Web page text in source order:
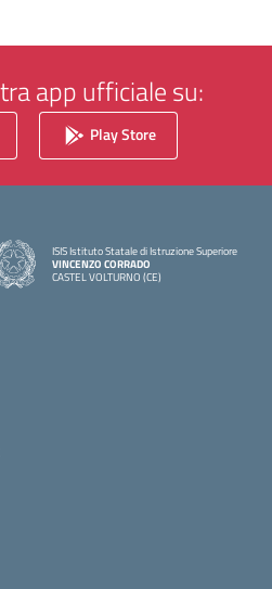
app ufficiale su:
Play Store
ISIS Istituto Statale di Istruzione Superiore
VINCENZO CORRADO
CASTEL VOLTURNO (CE)